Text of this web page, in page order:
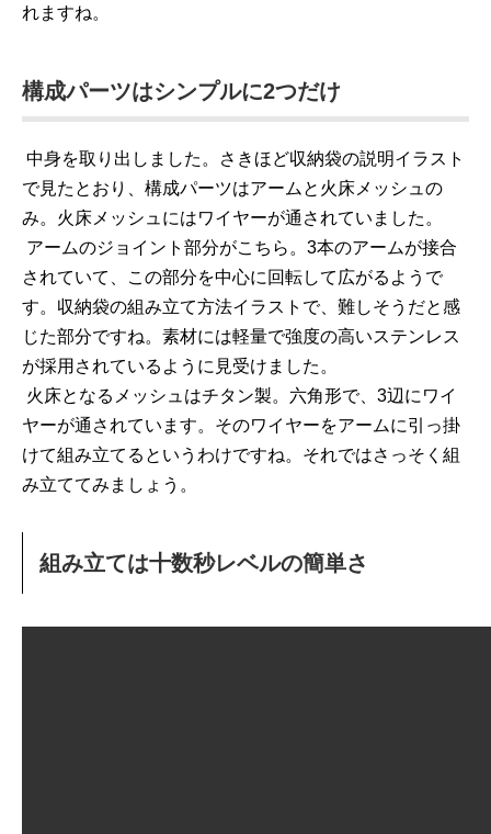
れますね。
構成パーツはシンプルに2つだけ
中身を取り出しました。さきほど収納袋の説明イラスト
で見たとおり、構成パーツはアームと火床メッシュの
み。火床メッシュにはワイヤーが通されていました。
アームのジョイント部分がこちら。3本のアームが接合
されていて、この部分を中心に回転して広がるようで
す。収納袋の組み立て方法イラストで、難しそうだと感
じた部分ですね。素材には軽量で強度の高いステンレス
が採用されているように見受けました。
火床となるメッシュはチタン製。六角形で、3辺にワイ
ヤーが通されています。そのワイヤーをアームに引っ掛
けて組み立てるというわけですね。それではさっそく組
み立ててみましょう。
組み立ては十数秒レベルの簡単さ